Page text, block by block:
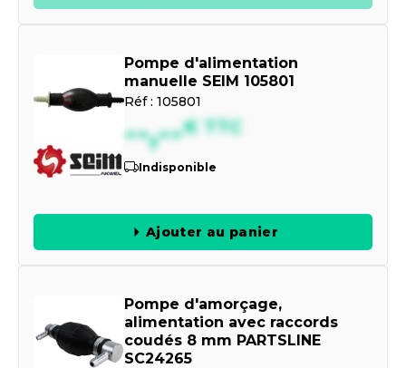
Pompe d'alimentation
manuelle SEIM 105801
Réf : 105801
--,--€ TTC
Indisponible
Ajouter au panier
Pompe d'amorçage,
alimentation avec raccords
coudés 8 mm PARTSLINE
SC24265